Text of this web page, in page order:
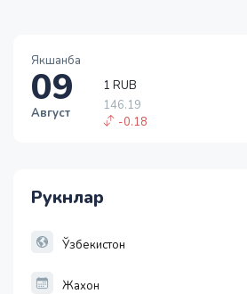
Якшанба
09
Август
1 RUB
146.19
-0.18
Рукнлар
Ўзбекистон
Жахон